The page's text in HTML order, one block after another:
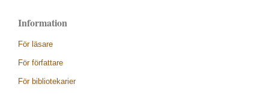
Information
För läsare
För författare
För bibliotekarier